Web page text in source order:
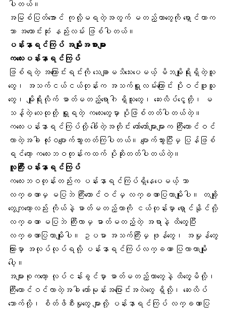
ပါတယ်။
အမြစ်ပြတ်အောင် ကုလို့မရတဲ့အတွက် မတည့်တာတွေကို ရှောင်တာက
သာ အကောင်းဆုံး နည်းလမ်း ဖြစ်ပါတယ်။
ပန်းနာရင်ကြပ် အမျိုးအစားများ
ကလေးပန်းနာရင်ကြပ်
ဖြစ်ရတဲ့ အကြောင်းရင်းကို သေချာမသိသေးပေမယ့် မိဘမျိုးရိုးရှိတဲ့သူ
တွေ၊ အသက်ငယ်ငယ်တုန်းက အသက်ရှူလမ်းကြောင်း ပိုးဝင်ဖူးသူ
တွေ၊ မျိုးရိုးလိုက် ဓာတ်မတည့်ရောဂါ ရှိသူတွေ၊
ဆေးလိပ်ငွေ့ တို့၊ မ
သန့်တဲ့ လေထုတို့ ရှူရတဲ့ ကလေးတွေမှာ ပိုဖြစ်တတ်ပါတယ်တဲ့။
ကလေးပန်းနာရင်ကြပ်လို့ ခေါ်တဲ့အတိုင်း တော်တော်များများက ကြီးကောင်ဝင်
လာတဲ့အခါ လုံးဝပျောက်သွားတတ်ကြပါတယ်။ ပျောက်သွားပြီးမှ ပြန်ဖြစ်
ရင်တော့ ကလေးဘဝတုန်းကထက် ပိုဆိုးတတ်ပါတယ်တဲ့။
လူကြီးပန်းနာရင်ကြပ်
ကလေးဘဝတုန်းတည်းက ပန်းနာရင်ကြပ်ရှိနေပေမယ့် ဘာ
လက္ခဏာမှ မပြဘဲ ကြီးကောင်ဝင်မှ လက္ခဏာပြတာမျိုးပါ။ တချို့
တွေကျတော့လည်း ကိုယ်နဲ့ ဓာတ်မတည့်တာကို ငယ်တုန်းမှာ ရှောင်နိုင်လို့
လက္ခဏာ မပြဘဲ ကြီးလာမှ ဓာတ်မတည့် တဲ့ အရာနဲ့ ထိတွေ့ပြီး
လက္ခဏာပြတာမျိုးပါ။ ဥပမာ အသက်ကြီးမှ ဖုန်တွေ၊ အမှုန်တွေ
ကြားမှာ အလုပ်လုပ်ရလို့ ပန်းနာရင်ကြပ်လက္ခဏာ ပြလာတာမျိုး
ပေါ့။
အများစုကတော့ လုပ်ငန်းခွင်မှာ ဓာတ်မတည့်တာတွေနဲ့ ထိတွေ့မိလို့၊
ကြီးကောင်ဝင်လာတဲ့အခါ ဟော်မုန်းအပြောင်းအလဲတွေ ရှိလို့၊ ဆေးလိပ်
သောက်လို့၊ စိတ်ဖိစီးမှုတွေ များလို့ ပန်းနာရင်ကြပ် လက္ခဏာပြ